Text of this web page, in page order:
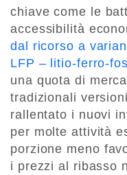
chiave come le
accessibilità
dal ricorso a
LFP – litio-ferro-
una quota di
tradizionali
rallentato i nuovi
per molte attività
porzione meno
i prezzi al ribasso